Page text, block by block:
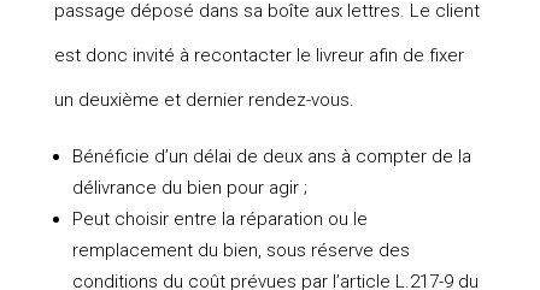
passage déposé dans sa boîte aux lettres. Le client
est donc invité à recontacter le livreur afin de fixer
un deuxième et dernier rendez-vous.
Bénéficie d’un délai de deux ans à compter de la
délivrance du bien pour agir ;
Peut choisir entre la réparation ou le
remplacement du bien, sous réserve des
conditions du coût prévues par l’article L.217-9 du